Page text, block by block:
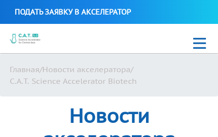
ПОДАТЬ ЗАЯВКУ В АКСЕЛЕРАТОР
Новости
Стартапы C.A.T. Science Accelerator
Главная/Новости акселератора/
C.A.T. Science Accelerator Biotech
Новости